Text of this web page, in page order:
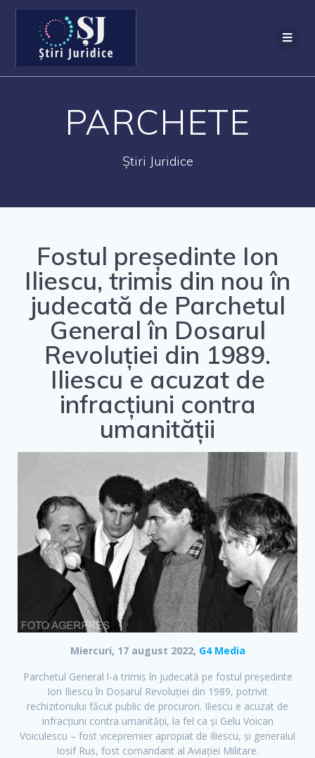
PARCHETE
Știri Juridice
Fostul președinte Ion
Iliescu, trimis din nou în
judecată de Parchetul
General în Dosarul
Revoluției din 1989.
Iliescu e acuzat de
infracțiuni contra
umanității
Miercuri, 17 august 2022, G4 Media
Parchetul General l-a trimis în judecată pe fostul președinte
Ion Iliescu în Dosarul Revoluției din 1989, potrivit
rechizitoriului făcut public de procurori. Iliescu e acuzat de
infracțiuni contra umanității, la fel ca și Gelu Voican
Voiculescu – fost vicepremier apropiat de Iliescu, și generalul
Iosif Rus, fost comandant al Aviației Militare.
F
a
c
e
b
o
o
k
T
w
i
t
t
e
r
Y
o
u